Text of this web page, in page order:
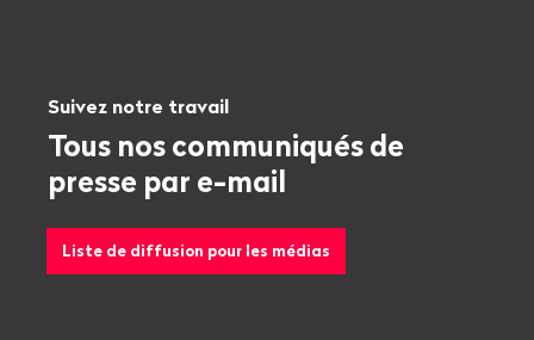
Suivez notre travail
Tous nos communiqués de
presse par e-mail
Liste de diffusion pour les médias